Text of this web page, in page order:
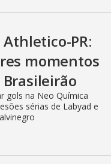
PR:
momentos
Brasileirão
gols na Neo Química
sérias de Labyad e